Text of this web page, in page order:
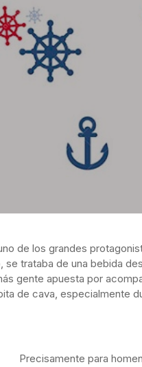
de los grandes
trataba de una bebida
gente apuesta por
de cava, especialmente
Precisamente para